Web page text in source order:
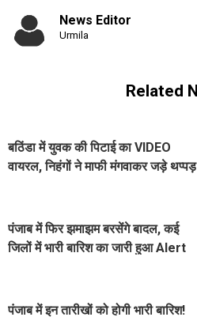
News Editor
Urmila
Related
बठिंडा में युवक की पिटाई का VIDEO
वायरल, निहंगों ने माफी मंगवाकर जड़े थप्पड़
पंजाब में फिर झमाझम बरसेंगे बादल, कई
जिलों में भारी बारिश का जारी हुआ Alert
पंजाब में इन तारीखों को होगी भारी बारिश!